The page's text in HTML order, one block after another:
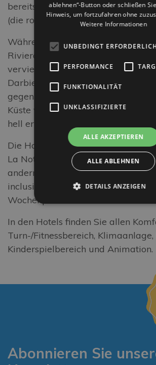
bereits Riesenerfolge erzielt hat,
(die rosafarbene Nacht).
Während dieses Events färbt sich
Riviera rosa, auf den Plätzen und
vervielfachen sich die Konzerte
Darbietungen. Den Höhepunkt
gegen Mitternacht ein Feuerwerk,
Küste von Cattolica bis zu den
hell erleuchtet.
Die Hotels in Rimini würden sich
La Notte Rosa zu Gast zu haben,
andern Gelegenheit, mit
inclusive-Paketen, Familien-
Wochenpaketen und Weekend-
In den Hotels finden Sie allen
Turn-/Fitnessbereich,
Kinderspielbereich und Animation.
Abonnieren Sie
ablehnen“-Button oder schließen
Hinweis, um fortzufahren ohne
Weitere Informationen
UNBEDINGT
PERFORMANCE
FUNKTIONALITÄT
UNKLASSIFIZIERTE
ALLE AKZEPTIEREN
ALLE ABLEHNEN
DETAILS ANZEIGEN